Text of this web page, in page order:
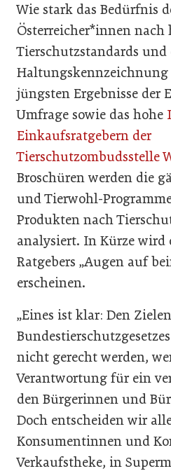
Wie stark das Bedürfnis
Österreicher*innen nach
Tierschutzstandards
Haltungskennzeichnung
jüngsten Ergebnisse der
Umfrage sowie das hohe
Einkaufsratgebern der
Tierschutzombudsstelle
Broschüren werden die
und Tierwohl-
Produkten nach
analysiert. In Kürze wird
Ratgebers „Augen auf
erscheinen.
„Eines ist klar: Den
nicht gerecht werden,
Verantwortung für ein
den Bürgerinnen und
Doch entscheiden wir
Konsumentinnen und
Verkaufstheke, in